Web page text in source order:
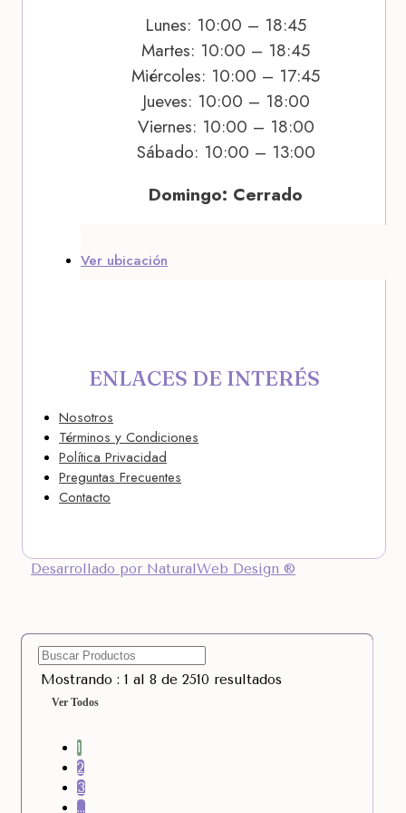
Lunes: 10:00 – 18:45
Martes: 10:00 – 18:45
Miércoles: 10:00 – 17:45
Jueves: 10:00 – 18:00
Viernes: 10:00 – 18:00
Sábado: 10:00 – 13:00
Domingo: Cerrado
Ver ubicación
ENLACES DE INTERÉS
Nosotros
Términos y Condiciones
Política Privacidad
Preguntas Frecuentes
Contacto
Desarrollado por NaturalWeb Design ®
Mostrando : 1 al 8 de 2510 resultados
Ver Todos
1
2
3
…